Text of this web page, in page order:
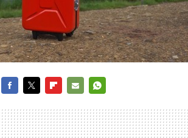
MAIL